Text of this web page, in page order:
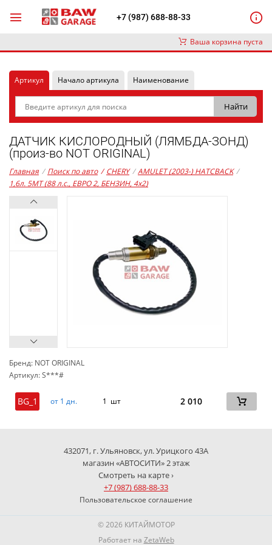
+7 (987) 688-88-33
Ваша корзина пуста
Артикул Начало артикула Наименование
ДАТЧИК КИСЛОРОДНЫЙ (ЛЯМБДА-ЗОНД)
(произ-во NOT ORIGINAL)
Главная / Поиск по авто / CHERY / AMULET (2003-) HATCBACK /
1,6л. 5MT (88 л.с., ЕВРО 2, БЕНЗИН, 4x2)
Бренд: NOT ORIGINAL
Артикул: S***#
BG_1 от 1 дн. 1 шт 2 010
432071, г. Ульяновск, ул. Урицкого 43А
магазин «АВТОСИТИ» 2 этаж
Смотреть на карте ›
+7 (987) 688-88-33
Пользовательское соглашение
© 2026 КИТАЙМОТОР
Работает на ZetaWeb